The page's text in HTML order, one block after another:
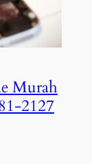
Murah
2127